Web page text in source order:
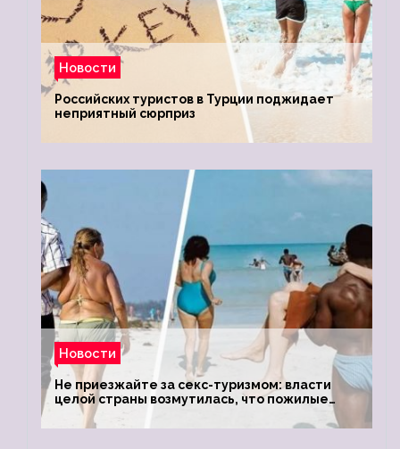
Новости
Российских туристов в Турции поджидает
неприятный сюрприз
Новости
Не приезжайте за секс-туризмом: власти
целой страны возмутилась, что пожилые
туристки массово едут к ним, чтобы
обзавестись молодыми любовниками